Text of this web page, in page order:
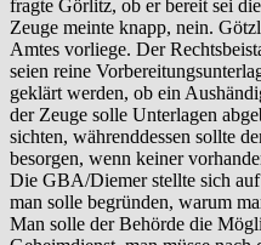
fragte Görlitz, ob er bereit sei
Zeuge meinte knapp, nein.
Amtes vorliege. Der
seien reine
geklärt werden, ob ein
der Zeuge solle Unterlagen
sichten, währenddessen sollte
besorgen, wenn keiner
Die GBA/Diemer stellte sich
man solle begründen, warum
Man solle der Behörde die